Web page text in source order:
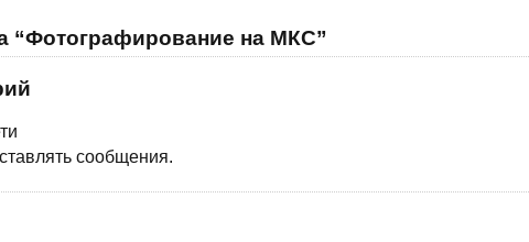
“Фотографирование на МКС”
сообщения.